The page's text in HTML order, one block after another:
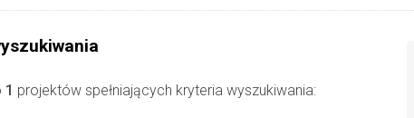
1 projektów spełniających kryteria wyszukiwania: